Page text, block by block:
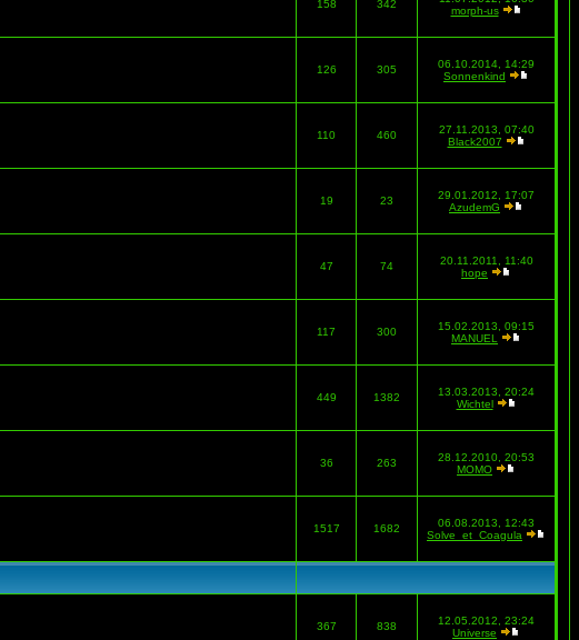
158 342
morph-us
126 305
06.10.2014, 14:29
Sonnenkind
110 460
27.11.2013, 07:40
Black2007
19 23
29.01.2012, 17:07
AzudemG
47 74
20.11.2011, 11:40
hope
117 300
15.02.2013, 09:15
MANUEL
449 1382
13.03.2013, 20:24
Wichtel
36 263
28.12.2010, 20:53
MOMO
1517 1682
06.08.2013, 12:43
Solve_et_Coagula
367 838
12.05.2012, 23:24
Universe